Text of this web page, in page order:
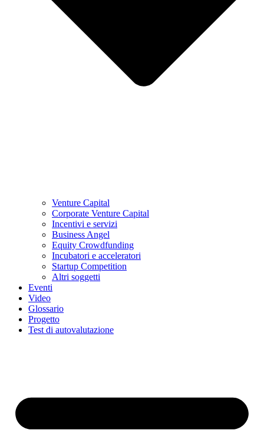
Venture Capital
Corporate Venture Capital
Incentivi e servizi
Business Angel
Equity Crowdfunding
Incubatori e acceleratori
Startup Competition
Altri soggetti
Eventi
Video
Glossario
Progetto
Test di autovalutazione